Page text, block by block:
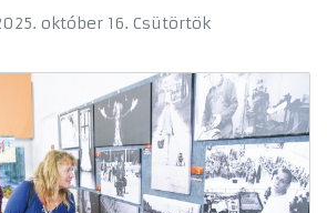
október 16. Csütörtök